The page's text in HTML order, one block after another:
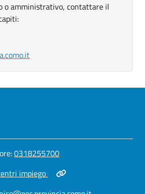
o amministrativo, contattare il
Apri in nuova scheda
0318255700
impiego